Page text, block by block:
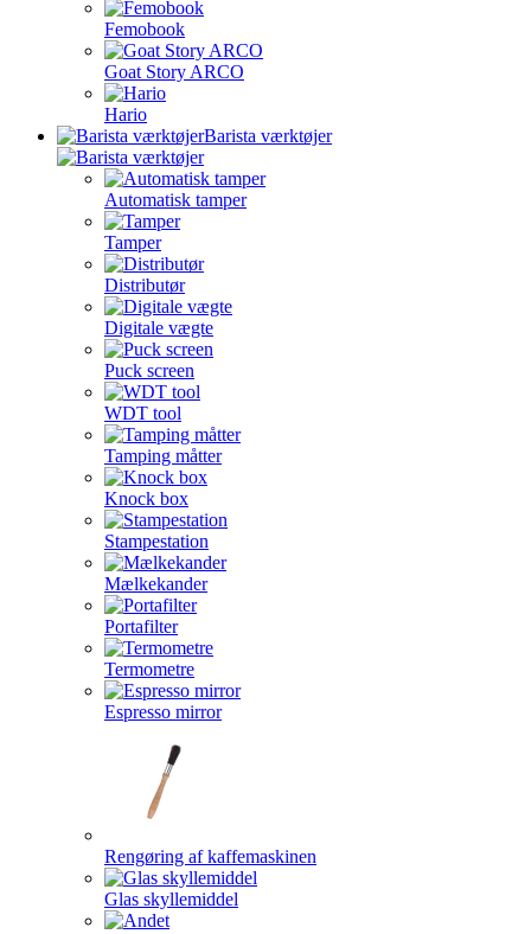
Femobook
Goat Story ARCO
Hario
Barista værktøjer
Automatisk tamper
Tamper
Distributør
Digitale vægte
Puck screen
WDT tool
Tamping måtter
Knock box
Stampestation
Mælkekander
Portafilter
Termometre
Espresso mirror
Rengøring af kaffemaskinen
Glas skyllemiddel